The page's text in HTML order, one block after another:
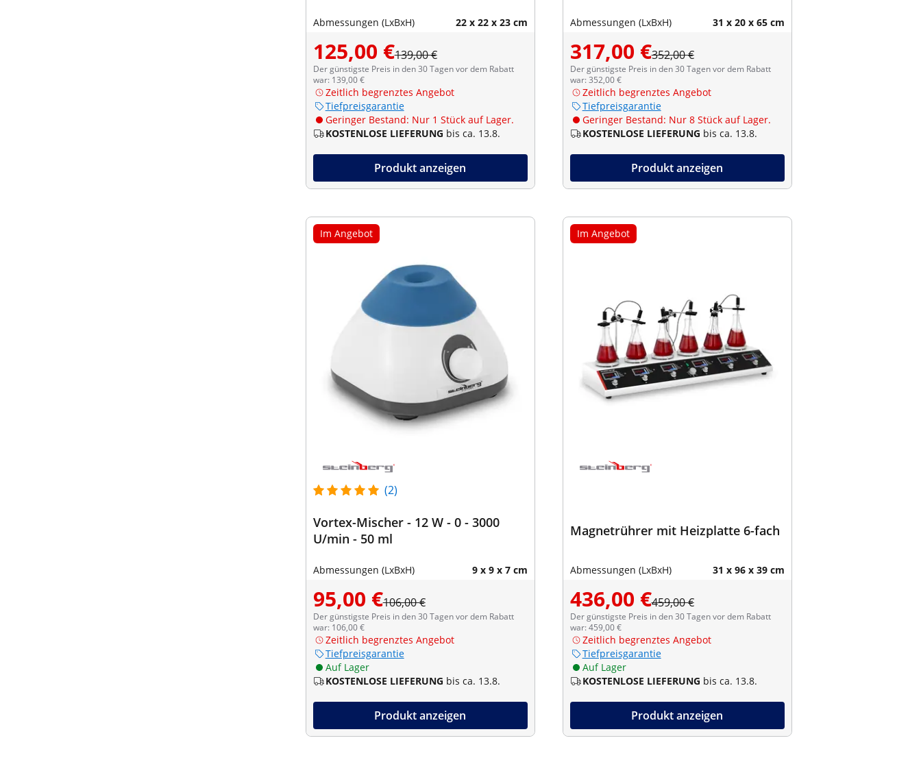
Abmessungen (LxBxH) 22 x 22 x 23 cm
125,00 €139,00 €
Der günstigste Preis in den 30 Tagen vor dem Rabatt
war: 139,00 €
Zeitlich begrenztes Angebot
Tiefpreisgarantie
Geringer Bestand: Nur 1 Stück auf Lager.
KOSTENLOSE LIEFERUNG bis ca. 13.8.
Produkt anzeigen
Abmessungen (LxBxH) 31 x 20 x 65 cm
317,00 €352,00 €
Der günstigste Preis in den 30 Tagen vor dem Rabatt
war: 352,00 €
Zeitlich begrenztes Angebot
Tiefpreisgarantie
Geringer Bestand: Nur 8 Stück auf Lager.
KOSTENLOSE LIEFERUNG bis ca. 13.8.
Produkt anzeigen
Im Angebot
(2)
Vortex-Mischer - 12 W - 0 - 3000
U/min - 50 ml
Abmessungen (LxBxH) 9 x 9 x 7 cm
95,00 €106,00 €
Der günstigste Preis in den 30 Tagen vor dem Rabatt
war: 106,00 €
Zeitlich begrenztes Angebot
Tiefpreisgarantie
Auf Lager
KOSTENLOSE LIEFERUNG bis ca. 13.8.
Produkt anzeigen
Im Angebot
Magnetrührer mit Heizplatte 6-fach
Abmessungen (LxBxH) 31 x 96 x 39 cm
436,00 €459,00 €
Der günstigste Preis in den 30 Tagen vor dem Rabatt
war: 459,00 €
Zeitlich begrenztes Angebot
Tiefpreisgarantie
Auf Lager
KOSTENLOSE LIEFERUNG bis ca. 13.8.
Produkt anzeigen